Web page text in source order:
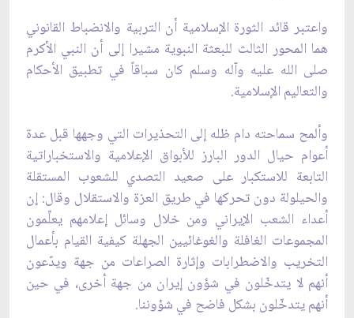
واعتبر قائد الثورة الإسلامية أن التربية والانضباط القانوني
هما المحور الثالث للبعثة النبوية مشيرا إلى أن النبي الأكرم
صلى الله عليه وآله وسلم كان سباقاً في تطبيق الأحكام
والتعاليم الإسلامية.
وألمح سماحته دام ظله إلى التحذيرات التي وجهها قبل عدة
أعوام حيال الدور البارز للأبواق الإعلامية والاستخباراتية
التابعة للاستكبار على صعيد التصدي للشعوب المستقلة
والحيلولة دون تحركها في طريق العزة والاستقلال وقال: إن
أعداء الشعب الإيراني ومن خلال وسائل إعلامهم يعلِّمون
المجموعات الغافلة والغوغائيين الجهلة كيفية القيام بأعمال
التخريب والاضطرابات وإثارة الصراعات من جهة ويدّعون
أنهم لا يتدخّلون في شؤون إيران من جهة أخرى، في حين
أنهم يتدخّلون بشكل فاضح في شؤوننا.